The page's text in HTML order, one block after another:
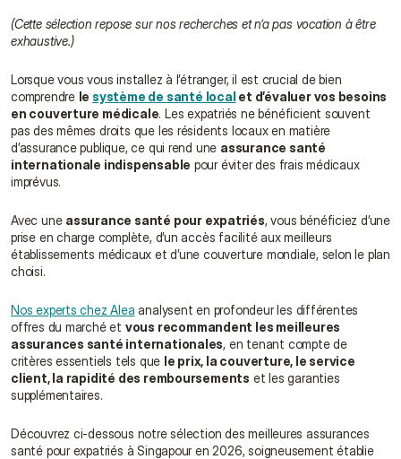
(Cette sélection repose sur nos recherches et n’a pas vocation à être
exhaustive.)
Lorsque vous vous installez à l’étranger, il est crucial de bien
comprendre le système de santé local et d’évaluer vos besoins
en couverture médicale. Les expatriés ne bénéficient souvent
pas des mêmes droits que les résidents locaux en matière
d’assurance publique, ce qui rend une assurance santé
internationale indispensable pour éviter des frais médicaux
imprévus.
Avec une assurance santé pour expatriés, vous bénéficiez d’une
prise en charge complète, d’un accès facilité aux meilleurs
établissements médicaux et d’une couverture mondiale, selon le plan
choisi.
Nos experts chez Alea analysent en profondeur les différentes
offres du marché et vous recommandent les meilleures
assurances santé internationales, en tenant compte de
critères essentiels tels que le prix, la couverture, le service
client, la rapidité des remboursements et les garanties
supplémentaires.
Découvrez ci-dessous notre sélection des meilleures assurances
santé pour expatriés à Singapour en 2026, soigneusement établie